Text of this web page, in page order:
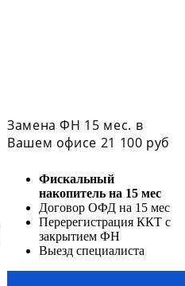
Замена ФН 15 мес. в
Вашем офисе 21 100 руб
Фискальный
накопитель на 15 мес
Договор ОФД на 15 мес
Перерегистрация ККТ с
закрытием ФН
Выезд специалиста